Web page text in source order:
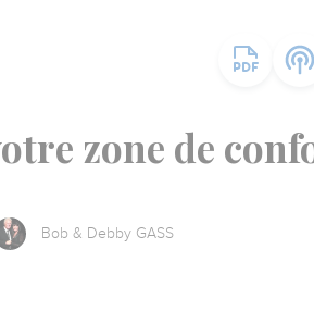
zone de
Bob & Debby GASS